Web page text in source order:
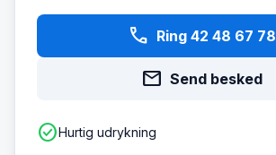
phone Ring 42 48 67 78
mail Send besked
check_circleHurtig udrykning